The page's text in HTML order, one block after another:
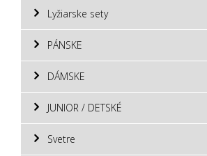
Lyžiarske sety
PÁNSKE
DÁMSKE
JUNIOR / DETSKÉ
Svetre